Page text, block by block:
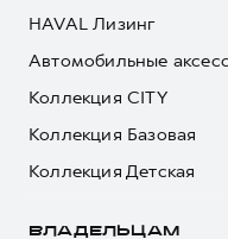
HAVAL Лизинг
Автомобильные
Коллекция CITY
Коллекция Базовая
Коллекция Детская
ВЛАДЕЛЬЦАМ